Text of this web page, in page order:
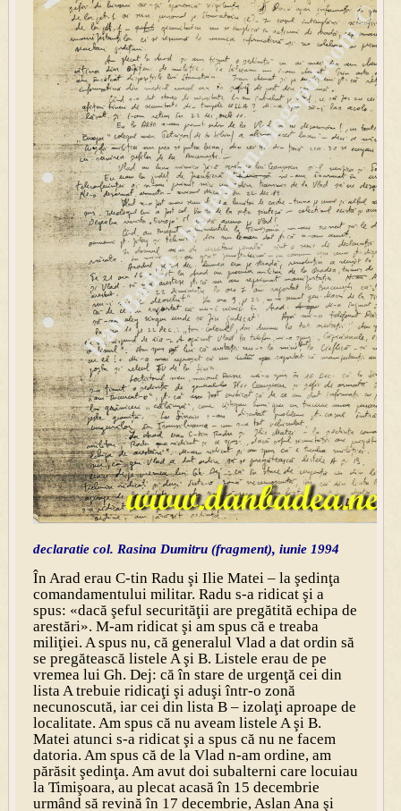
declaratie col. Rasina Dumitru (fragment), iunie 1994
În Arad erau C-tin Radu şi Ilie Matei – la şedinţa
comandamentului militar. Radu s-a ridicat şi a
spus: «dacă şeful securităţii are pregătită echipa de
arestări». M-am ridicat şi am spus că e treaba
miliţiei. A spus nu, că generalul Vlad a dat ordin să
se pregătească listele A şi B. Listele erau de pe
vremea lui Gh. Dej: că în stare de urgenţă cei din
lista A trebuie ridicaţi şi aduşi într-o zonă
necunoscută, iar cei din lista B – izolaţi aproape de
localitate. Am spus că nu aveam listele A şi B.
Matei atunci s-a ridicat şi a spus că nu ne facem
datoria. Am spus că de la Vlad n-am ordine, am
părăsit şedinţa. Am avut doi subalterni care locuiau
la Timişoara, au plecat acasă în 15 decembrie
urmând să revină în 17 decembrie, Aslan Ana şi